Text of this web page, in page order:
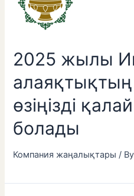
2025 жылы
алаяқтықтың
өзіңізді
болады
Компания жаңалықтары /